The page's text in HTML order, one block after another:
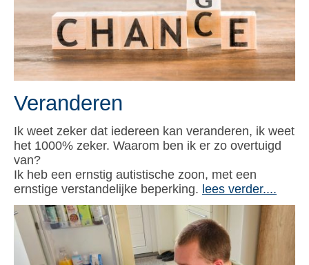
Veranderen
Ik weet zeker dat iedereen kan veranderen, ik weet
het 1000% zeker. Waarom ben ik er zo overtuigd
van?
Ik heb een ernstig autistische zoon, met een
ernstige verstandelijke beperking. lees verder....